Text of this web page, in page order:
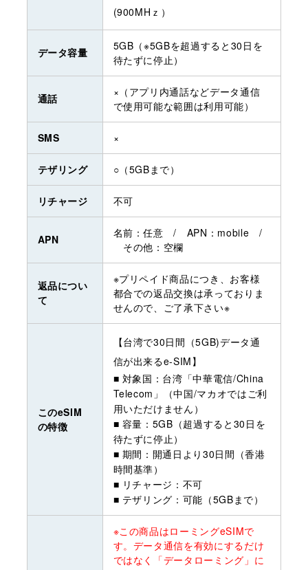
(900MHｚ）
データ容量
5GB（※5GBを超過すると30日を
待たずに停止）
通話
×（アプリ内通話などデータ通信
で使用可能な範囲は利用可能）
SMS ×
テザリング ○（5GBまで）
リチャージ 不可
APN
名前：任意 / APN：mobile /
その他：空欄
返品につい
て
※プリペイド商品につき、お客様
都合での返品交換は承っておりま
せんので、ご了承下さい※
このeSIM
の特徴
【台湾で30日間（5GB)データ通
信が出来るe-SIM】
■ 対象国：台湾「中華電信/China
Telecom」（中国/マカオではご利
用いただけません）
■ 容量：5GB（超過すると30日を
待たずに停止）
■ 期間：開通日より30日間（香港
時間基準）
■ リチャージ：不可
■ テザリング：可能（5GBまで）
※この商品はローミングeSIMで
す。データ通信を有効にするだけ
ではなく「データローミング」に